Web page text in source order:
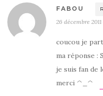
FABOU
26 décembre
coucou je
ma réponse :
je suis fan de
merci ^_^